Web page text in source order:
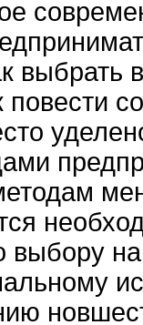
выбрать
повести
выбору